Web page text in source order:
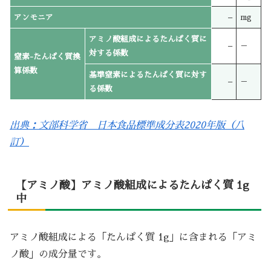
アンモニア – mg
窒素-たんぱく質換
算係数
アミノ酸組成によるたんぱく質に
対する係数
– －
基準窒素によるたんぱく質に対す
る係数
– －
出典：文部科学省 日本食品標準成分表2020年版（八
訂）
【アミノ酸】アミノ酸組成によるたんぱく質 1g
中
アミノ酸組成による「たんぱく質 1g」に含まれる「アミ
ノ酸」の成分量です。